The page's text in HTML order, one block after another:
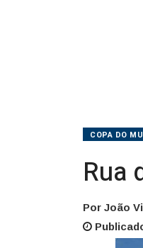
COPA DO
Rua
Por João